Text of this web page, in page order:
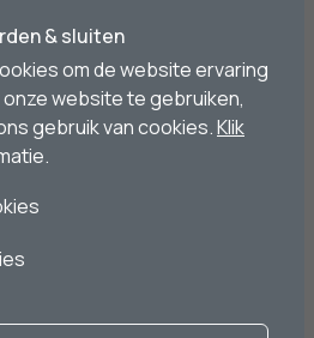
over onze ramen en
& sluiten
om de website ervaring
website te gebruiken,
gebruik van cookies.Klik